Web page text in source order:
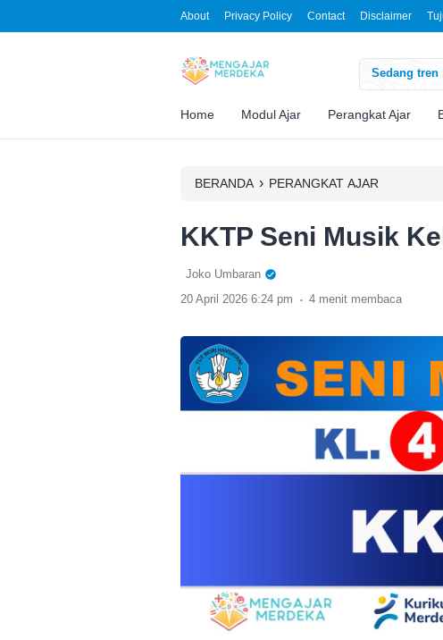
About Privacy Policy Contact Disclaimer
Sedang tren
Home Modul Ajar Perangkat Ajar
BERANDA › PERANGKAT AJAR
KKTP Seni Musik
Joko Umbaran
20 April 2026 6:24 pm . 4 menit membaca